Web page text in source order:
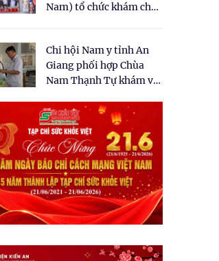
Nam) tổ chức khám chữa
dân tại xã Tân Tập
Chi hội Nam y tỉnh An
Giang phối hợp Chùa
Nam Thạnh Tự khám và
nhân dân